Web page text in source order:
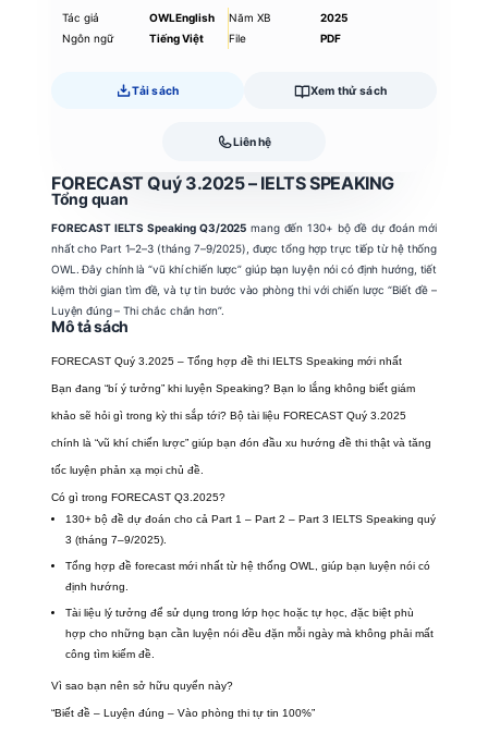
Tác giả
OWLEnglish
Ngôn ngữ
Tiếng Việt
Năm XB
2025
File
PDF
Tải sách Xem thử sách
Liên hệ
FORECAST Quý 3.2025 – IELTS SPEAKING
Tổng quan
FORECAST IELTS Speaking Q3/2025 mang đến 130+ bộ đề dự đoán mới
nhất cho Part 1–2–3 (tháng 7–9/2025), được tổng hợp trực tiếp từ hệ thống
OWL. Đây chính là “vũ khí chiến lược” giúp bạn luyện nói có định hướng, tiết
kiệm thời gian tìm đề, và tự tin bước vào phòng thi với chiến lược “Biết đề –
Luyện đúng – Thi chắc chắn hơn”.
Mô tả sách
FORECAST Quý 3.2025 – Tổng hợp đề thi IELTS Speaking mới nhất
Bạn đang “bí ý tưởng” khi luyện Speaking? Bạn lo lắng không biết giám
khảo sẽ hỏi gì trong kỳ thi sắp tới? Bộ tài liệu FORECAST Quý 3.2025
chính là “vũ khí chiến lược” giúp bạn đón đầu xu hướng đề thi thật và tăng
tốc luyện phản xạ mọi chủ đề.
Có gì trong FORECAST Q3.2025?
130+ bộ đề dự đoán cho cả Part 1 – Part 2 – Part 3 IELTS Speaking quý
3 (tháng 7–9/2025).
Tổng hợp đề forecast mới nhất từ hệ thống OWL, giúp bạn luyện nói có
định hướng.
Tài liệu lý tưởng để sử dụng trong lớp học hoặc tự học, đặc biệt phù
hợp cho những bạn cần luyện nói đều đặn mỗi ngày mà không phải mất
công tìm kiếm đề.
Vì sao bạn nên sở hữu quyển này?
“Biết đề – Luyện đúng – Vào phòng thi tự tin 100%”